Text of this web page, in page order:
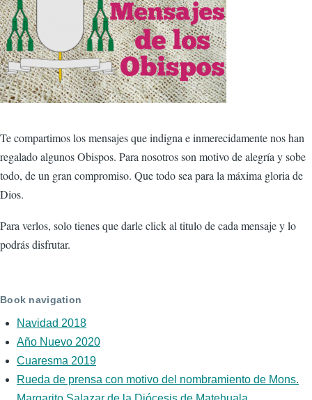
Te compartimos los mensajes que indigna e inmerecidamente nos han
regalado algunos Obispos. Para nosotros son motivo de alegría y sobe
todo, de un gran compromiso. Que todo sea para la máxima gloria de
Dios.
Para verlos, solo tienes que darle click al titulo de cada mensaje y lo
podrás disfrutar.
Book navigation
Navidad 2018
Año Nuevo 2020
Cuaresma 2019
Rueda de prensa con motivo del nombramiento de Mons.